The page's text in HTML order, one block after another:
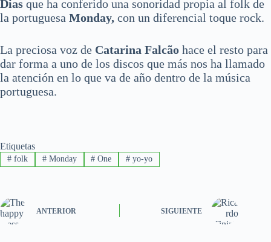
Dias que ha conferido una sonoridad propia al folk de
la portuguesa Monday, con un diferencial toque rock.
La preciosa voz de Catarina Falcão hace el resto para
dar forma a uno de los discos que más nos ha llamado
la atención en lo que va de año dentro de la música
portuguesa.
Etiquetas
#folk #Monday # One # yo-yo
ANTERIOR SIGUIENTE